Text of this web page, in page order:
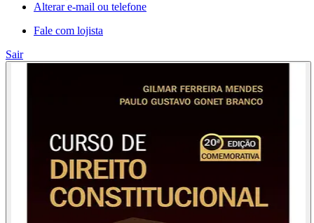
Alterar e-mail ou telefone
Fale com lojista
Sair